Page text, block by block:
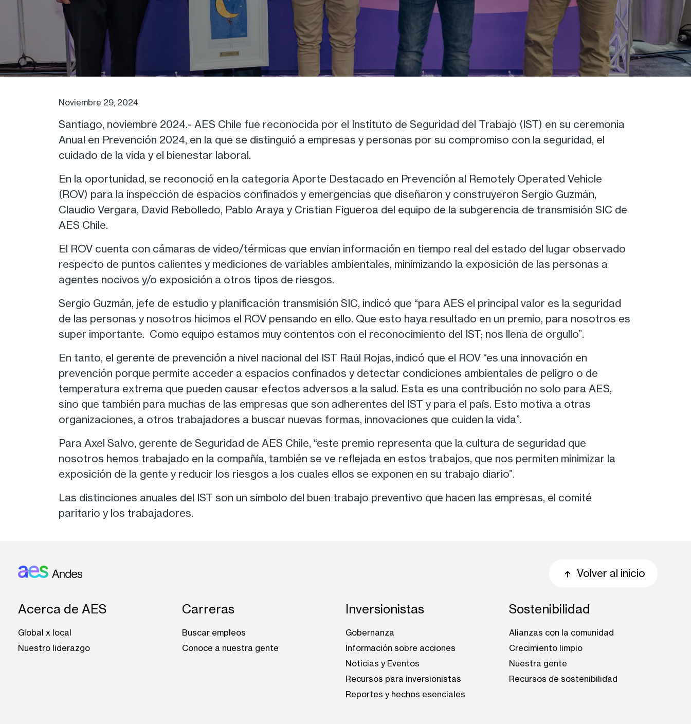
Noviembre 29, 2024
Santiago, noviembre 2024.- AES Chile fue reconocida por el Instituto de Seguridad del Trabajo (IST) en su ceremonia
Anual en Prevención 2024, en la que se distinguió a empresas y personas por su compromiso con la seguridad, el
cuidado de la vida y el bienestar laboral.
En la oportunidad, se reconoció en la categoría Aporte Destacado en Prevención al Remotely Operated Vehicle
(ROV) para la inspección de espacios confinados y emergencias que diseñaron y construyeron Sergio Guzmán,
Claudio Vergara, David Rebolledo, Pablo Araya y Cristian Figueroa del equipo de la subgerencia de transmisión SIC de
AES Chile.
El ROV cuenta con cámaras de video/térmicas que envían información en tiempo real del estado del lugar observado
respecto de puntos calientes y mediciones de variables ambientales, minimizando la exposición de las personas a
agentes nocivos y/o exposición a otros tipos de riesgos.
Sergio Guzmán, jefe de estudio y planificación transmisión SIC, indicó que “para AES el principal valor es la seguridad
de las personas y nosotros hicimos el ROV pensando en ello. Que esto haya resultado en un premio, para nosotros es
super importante. Como equipo estamos muy contentos con el reconocimiento del IST; nos llena de orgullo”.
En tanto, el gerente de prevención a nivel nacional del IST Raúl Rojas, indicó que el ROV “es una innovación en
prevención porque permite acceder a espacios confinados y detectar condiciones ambientales de peligro o de
temperatura extrema que pueden causar efectos adversos a la salud. Esta es una contribución no solo para AES,
sino que también para muchas de las empresas que son adherentes del IST y para el país. Esto motiva a otras
organizaciones, a otros trabajadores a buscar nuevas formas, innovaciones que cuiden la vida”.
Para Axel Salvo, gerente de Seguridad de AES Chile, “este premio representa que la cultura de seguridad que
nosotros hemos trabajado en la compañía, también se ve reflejada en estos trabajos, que nos permiten minimizar la
exposición de la gente y reducir los riesgos a los cuales ellos se exponen en su trabajo diario”.
Las distinciones anuales del IST son un símbolo del buen trabajo preventivo que hacen las empresas, el comité
paritario y los trabajadores.
Volver al inicio
Acerca de AES
Global x local
Nuestro liderazgo
Carreras
Buscar empleos
Conoce a nuestra gente
Inversionistas
Gobernanza
Información sobre acciones
Noticias y Eventos
Recursos para inversionistas
Reportes y hechos esenciales
Sostenibilidad
Alianzas con la comunidad
Crecimiento limpio
Nuestra gente
Recursos de sostenibilidad